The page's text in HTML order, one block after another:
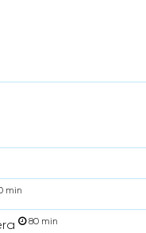
min
80 min